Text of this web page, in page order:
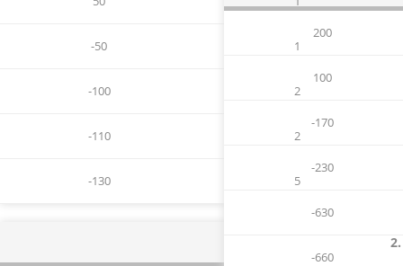
-50 1
-100 2
-110 2
-130 5
2.
200
100
-170
-230
-630
-660